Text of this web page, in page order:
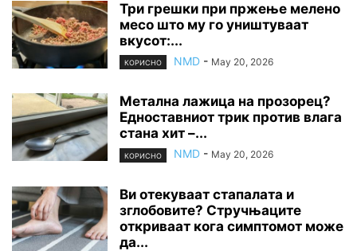
Три грешки при пржење мелено
месо што му го уништуваат
вкусот:...
КОРИСНО NMD - May 20, 2026
Метална лажица на прозорец?
Едноставниот трик против влага
стана хит –...
КОРИСНО NMD - May 20, 2026
Ви отекуваат стапалата и
зглобовите? Стручњаците
откриваат кога симптомот може
да...